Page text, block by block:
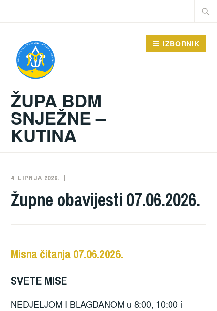
Traži:
ŽUPA BDM
SNJEŽNE –
KUTINA
IZBORNIK
4. LIPNJA 2026.
Župne obavijesti 07.06.2026.
Misna čitanja 07.06.2026.
SVETE MISE
NEDJELJOM I BLAGDANOM u 8:00, 10:00 i